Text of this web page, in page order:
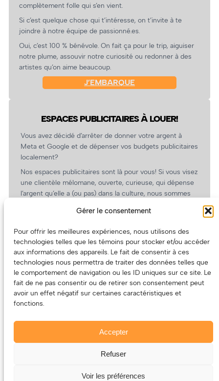
Gérer le consentement
Pour offrir les meilleures expériences, nous utilisons des
technologies telles que les témoins pour stocker et/ou accéder
aux informations des appareils. Le fait de consentir à ces
technologies nous permettra de traiter des données telles que
le comportement de navigation ou les ID uniques sur ce site. Le
fait de ne pas consentir ou de retirer son consentement peut
avoir un effet négatif sur certaines caractéristiques et
fonctions.
Accepter
Refuser
Voir les préférences
complètement folle qui s’en vient.
Si c’est quelque chose qui t’intéresse, on t’invite à te
joindre à notre équipe de passionné.es.
Oui, c’est 100 % bénévole. On fait ça pour le trip, aiguiser
notre plume, assouvir notre curiosité ou redonner à des
artistes qu’on aime beaucoup.
J’EMBARQUE
ESPACES PUBLICITAIRES À LOUER!
Vous avez décidé d’arrêter de donner votre argent à
Meta et Google et de dépenser vos budgets publicitaires
localement?
Nos espaces publicitaires sont là pour vous! Si vous visez
une clientèle mélomane, ouverte, curieuse, qui dépense
l’argent qu’elle a (ou pas) dans la culture, nous sommes
revient.
(Oui, on va avoir des tarifs spéciaux pour vous, les
artistes!)
Le contenu (texte et photos) appartient à ses créatrices et